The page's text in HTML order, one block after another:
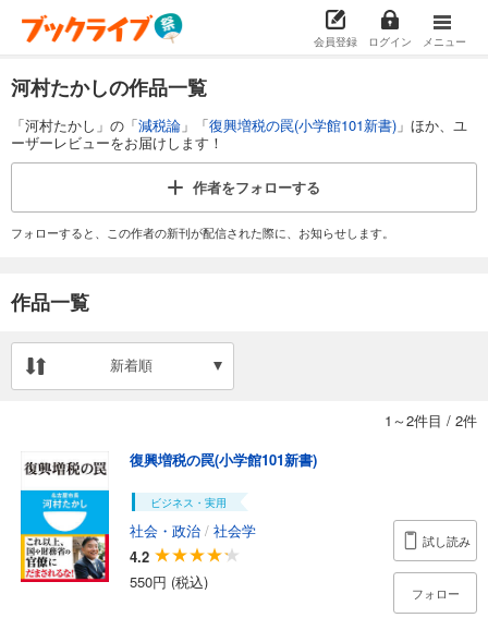
会員登録 ログイン メニュー
河村たかしの作品一覧
「河村たかし」の「減税論 」「復興増税の罠(小学館101新書) 」ほか、ユ
ーザーレビューをお届けします！
作者をフォローする
フォローすると、この作者の新刊が配信された際に、お知らせします。
作品一覧
新着順
1～2件目 / 2件
復興増税の罠(小学館101新書)
ビジネス・実用
社会・政治 / 社会学
4.2
550円 (税込)
試し読み
フォロー